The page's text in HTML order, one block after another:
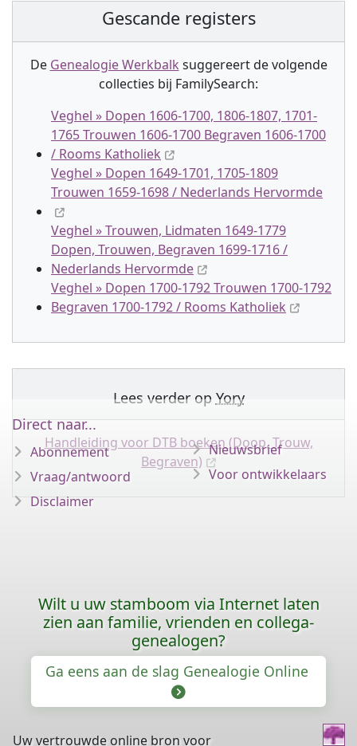
Gescande registers
De Genealogie Werkbalk suggereert de volgende
collecties bij FamilySearch:
Veghel » Dopen 1606-1700, 1806-1807, 1701-
1765 Trouwen 1606-1700 Begraven 1606-1700
/ Rooms Katholiek
Veghel » Dopen 1649-1701, 1705-1809
Trouwen 1659-1698 / Nederlands Hervormde
Veghel » Trouwen, Lidmaten 1649-1779
Dopen, Trouwen, Begraven 1699-1716 /
Nederlands Hervormde
Veghel » Dopen 1700-1792 Trouwen 1700-1792
Begraven 1700-1792 / Rooms Katholiek
Lees verder op Yory
Handleiding voor DTB boeken (Doop, Trouw,
Begraven)
Direct naar...
Abonnement
Vraag/antwoord
Disclaimer
Nieuwsbrief
Voor ontwikkelaars
Wilt u uw stamboom via Internet laten
zien aan familie, vrienden en collega-
genealogen?
Ga eens aan de slag Genealogie Online
Uw vertrouwde online bron voor